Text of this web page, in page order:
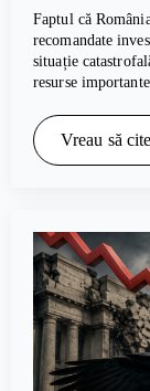
Faptul că
recomandate
situație
resurse
Vreau să